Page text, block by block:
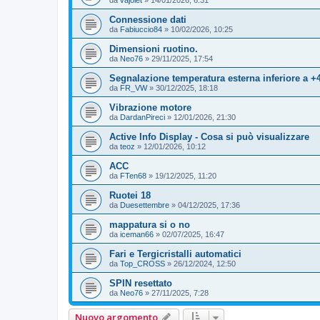
Connessione dati
da Fabiuccio84 » 10/02/2026, 10:25
Dimensioni ruotino.
da Neo76 » 29/11/2025, 17:54
Segnalazione temperatura esterna inferiore a
da FR_VW» 30/12/2025, 18:18
Vibrazione motore
da DardanPireci » 12/01/2026, 21:30
Active Info Display - Cosa si può visualizzare
da teoz » 12/01/2026, 10:12
ACC
da FTen68 » 19/12/2025, 11:20
Ruotei 18
da Duesettembre » 04/12/2025, 17:36
mappatura si o no
da iceman66 » 02/07/2025, 16:47
Fari e Tergicristalli automatici
da Top_CROSS » 26/12/2024, 12:50
SPIN resettato
da Neo76 » 27/11/2025, 7:28